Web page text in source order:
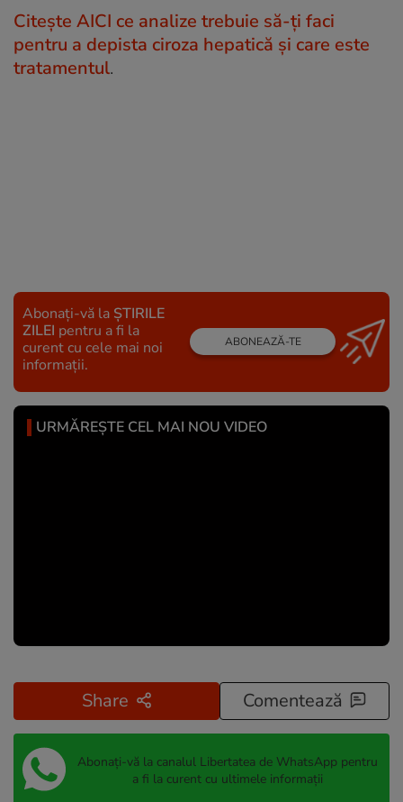
Citește AICI ce analize trebuie să-ți faci
pentru a depista ciroza hepatică și care este
tratamentul.
Abonați-vă la ȘTIRILE
ZILEI pentru a fi la
curent cu cele mai noi
informații.
ABONEAZĂ-TE
URMĂREȘTE CEL MAI NOU VIDEO
Share Comentează
Abonați-vă la canalul Libertatea de WhatsApp pentru
a fi la curent cu ultimele informații